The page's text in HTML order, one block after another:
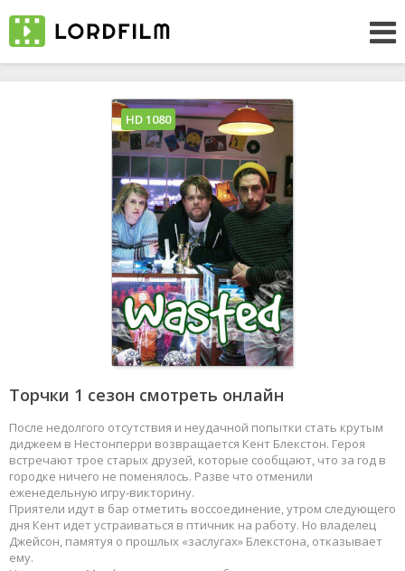
Торчки 1 сезон смотреть онлайн
После недолгого отсутствия и неудачной попытки стать крутым
диджеем в Нестонперри возвращается Кент Блекстон. Героя
встречают трое старых друзей, которые сообщают, что за год в
городке ничего не поменялось. Разве что отменили
еженедельную игру-викторину.
Приятели идут в бар отметить воссоединение, утром следующего
дня Кент идет устраиваться в птичник на работу. Но владелец
Джейсон, памятуя о прошлых «заслугах» Блекстона, отказывает
ему.
HD 1080